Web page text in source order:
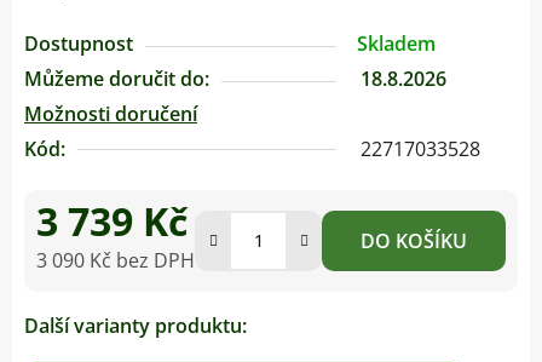
Dostupnost
Skladem
Můžeme doručit do:
18.8.2026
Možnosti doručení
Kód:
22717033528
3 739 Kč
3 090 Kč bez DPH
DO KOŠÍKU
Další varianty produktu: